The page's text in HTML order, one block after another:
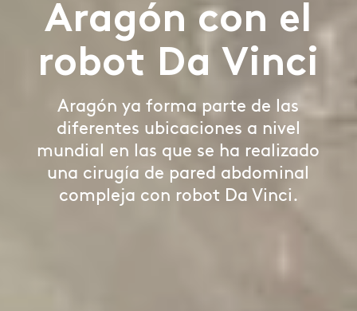
Aragón con el
robot Da Vinci
Aragón ya forma parte de las
diferentes ubicaciones a nivel
mundial en las que se ha realizado
una cirugía de pared abdominal
compleja con robot Da Vinci.